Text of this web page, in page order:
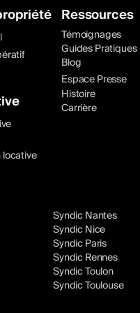
locative
Ressources
Témoignages
Guides Pratiques
Blog
Espace Presse
Histoire
Carrière
Syndic Nantes
Syndic Nice
Syndic Paris
Syndic Rennes
Syndic Toulon
Syndic Toulouse